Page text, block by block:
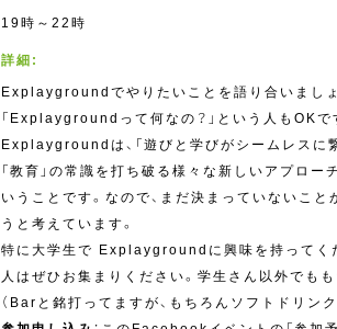
19時～22時
詳細:
Explaygroundでやりたいことを語り合いましょ
「Explaygroundって何なの？」という人もOKで
Explaygroundは、「遊びと学びがシームレスに
「教育」の常識を打ち破る様々な新しいアプロー
いうことです。なので、まだ決まっていないこ
うと考えています。
特に大学生で Explaygroundに興味を持ってく
人はぜひお集まりください。学生さん以外でもも
（Barと銘打ってますが、もちろんソフトドリンク